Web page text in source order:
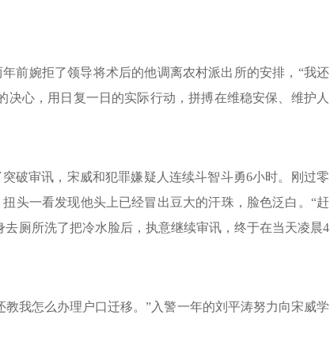
前婉拒了领导将术后的他调离农村派出所的安排，“我还
心，用日复一日的实际行动，拼搏在维稳安保、维护人
破审讯，宋威和犯罪嫌疑人连续斗智斗勇6小时。刚过零
头一看发现他头上已经冒出豆大的汗珠，脸色泛白。“赶
厕所洗了把冷水脸后，执意继续审讯，终于在当天凌晨4
我怎么办理户口迁移。”入警一年的刘平涛努力向宋威学